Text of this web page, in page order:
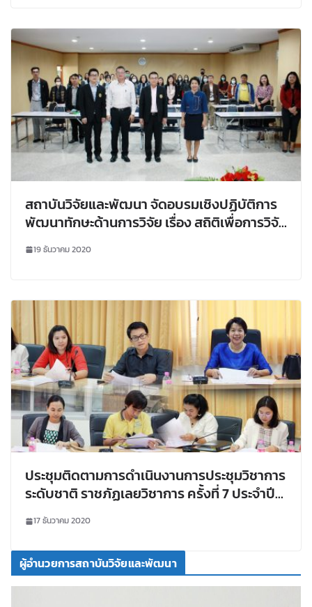
สถาบันวิจัยและพัฒนา จัดอบรมเชิงปฏิบัติการ
พัฒนาทักษะด้านการวิจัย เรื่อง สถิติเพื่อการวิจัย
ทางวิทยาศาสตร์
19 ธันวาคม 2020
ประชุมติดตามการดำเนินงานการประชุมวิชาการ
ระดับชาติ ราชภัฏเลยวิชาการ ครั้งที่ 7 ประจำปี
พ.ศ. 2564
17 ธันวาคม 2020
ผู้อำนวยการสถาบันวิจัยและพัฒนา